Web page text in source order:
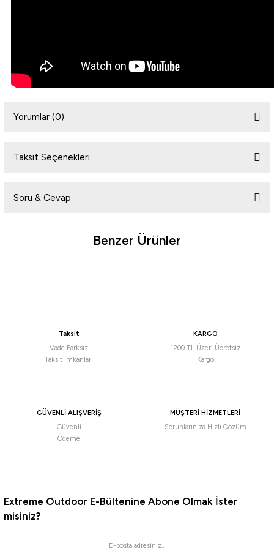
Yorumlar (0)
Taksit Seçenekleri
Soru & Cevap
Ürün hakkında henüz soru sorulmamış.
Benzer Ürünler
Daiwa Gekkabijin XV 213cm 0.5-8gr 2 Parça LRF Kamışı
Taksit
Vade Farksız
Taksit imkanları
KARGO
1200 TL Üzeri Ücretsiz
Kargo
GÜVENLİ ALIŞVERİŞ
Güvenli
Ödeme
MÜŞTERİ HİZMETLERİ
Sorunlarınıza Hızlı Çözüm
Extreme Outdoor E-Bültenine Abone Olmak İster
misiniz?